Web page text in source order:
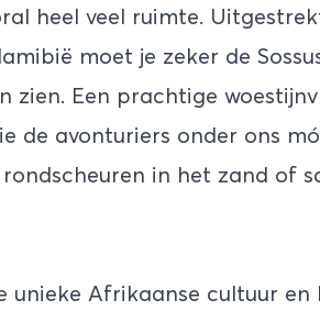
heel veel ruimte.
moet je zeker de
zien. Een prachtige
de avonturiers onder ons
in het zand of
Afrikaanse cultuur en